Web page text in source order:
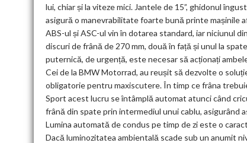
lui, chiar și la viteze mici. Jantele de 15”, ghidonul
asigură o manevrabilitate foarte bună printe mașinile
ABS-ul și ASC-ul vin în dotarea standard, iar niciunul
discuri de frână de 270 mm, două în față și unul la
puternică, de urgență, este necesar să acționați
Cei de la BMW Motorrad, au reușit să dezvolte o
obligatorie pentru maxiscutere. În timp ce frâna
Sport acest lucru se întâmplă automat atunci când
frână din spate prin intermediul unui cablu, asigurând
Lumina automată de condus pe timp de zi este o
Dacă luminozitatea ambientală scade sub un anumit